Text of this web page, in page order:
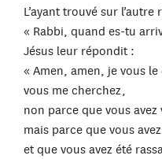
L’ayant trouvé sur
« Rabbi, quand es-tu
Jésus leur répondit :
« Amen, amen, je vous le
vous me cherchez,
non parce que vous avez
mais parce que vous
et que vous avez été